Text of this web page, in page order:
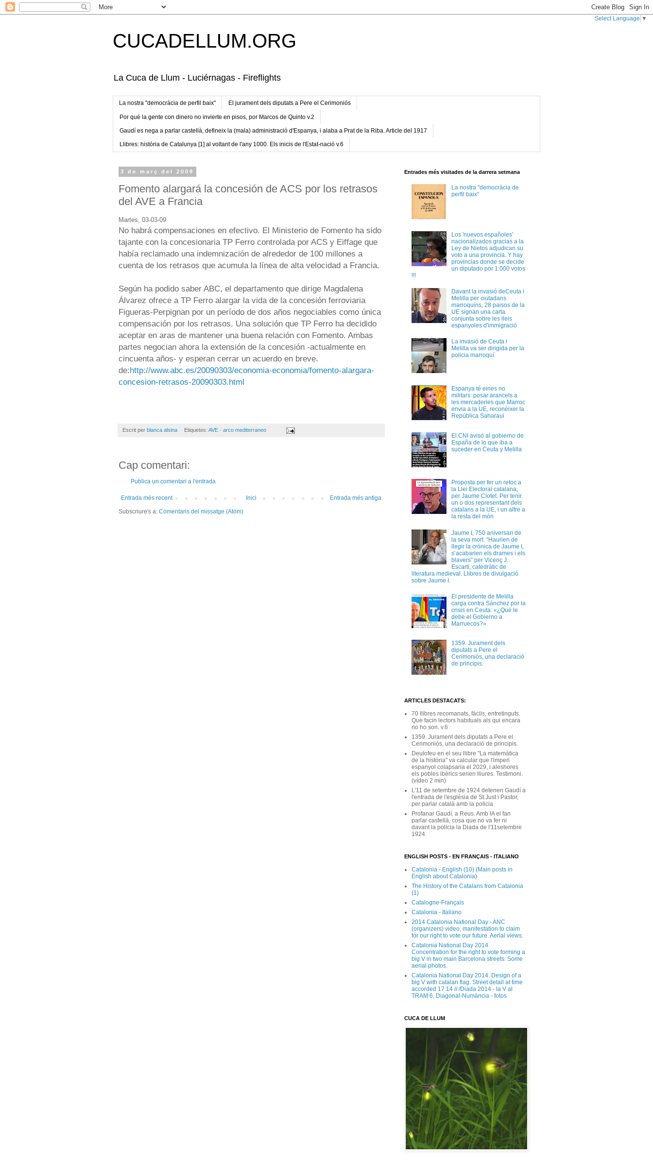
Select Language ▼
CUCADELLUM.ORG
La Cuca de Llum - Luciérnagas - Fireflights
La nostra "democràcia de perfil baix" El jurament dels diputats a Pere el Cerimoniós
Por qué la gente con dinero no invierte en pisos, por Marcos de Quinto v.2
Gaudí es nega a parlar castellà, defineix la (mala) administració d'Espanya, i alaba a Prat de la Riba. Article del 1917
Llibres: història de Catalunya [1] al voltant de l'any 1000. Els inicis de l'Estat-nació v.6
3 de març del 2009
Fomento alargará la concesión de ACS por los retrasos
del AVE a Francia
Martes, 03-03-09
No habrá compensaciones en efectivo. El Ministerio de Fomento ha sido
tajante con la concesionaria TP Ferro controlada por ACS y Eiffage que
había reclamado una indemnización de alrededor de 100 millones a
cuenta de los retrasos que acumula la línea de alta velocidad a Francia.
Según ha podido saber ABC, el departamento que dirige Magdalena
Álvarez ofrece a TP Ferro alargar la vida de la concesión ferroviaria
Figueras-Perpignan por un período de dos años negociables como única
compensación por los retrasos. Una solución que TP Ferro ha decidido
aceptar en aras de mantener una buena relación con Fomento. Ambas
partes negocian ahora la extensión de la concesión -actualmente en
cincuenta años- y esperan cerrar un acuerdo en breve.
de:http://www.abc.es/20090303/economia-economia/fomento-alargara-
concesion-retrasos-20090303.html
Escrit per blanca alsina Etiquetes: AVE - arco mediterraneo
Cap comentari:
Publica un comentari a l'entrada
Entrada més recent Entrada més antiga
Inici
Subscriure's a: Comentaris del missatge (Atom)
Entrades més visitades de la darrera setmana
La nostra "democràcia de
perfil baix"
Los 'nuevos españoles'
nacionalizados gracias a la
Ley de Nietos adjudican su
voto a una provincia. Y hay
provincias donde se decide
un diputado por 1.000 votos
!!!
Davant la invasió deCeuta i
Melilla per ciutadans
marroquins, 28 paisos de la
UE signan una carta
conjunta sobre les lleis
espanyoles d'immigració
La invasió de Ceuta i
Melilla va ser dirigida per la
policia marroquí
Espanya té eines no
militars: posar arancels a
les mercaderies que Marroc
envia a la UE, reconèixer la
República Saharaui
El CNI avisó al gobierno de
España de lo que iba a
suceder en Ceuta y Melilla
Proposta per fer un retoc a
la Llei Electoral catalana,
per Jaume Clotet. Per tenir
un o dos representant dels
catalans a la UE, i un altre a
la resta del món
Jaume I, 750 aniversari de
la seva mort. “Haurien de
llegir la crònica de Jaume I,
s’acabarien els drames i els
blavers” per Vicenç J.
Escartí, catedràtic de
literatura medieval. Llibres de divulgació
sobre Jaume I.
El presidente de Melilla
carga contra Sánchez por la
crisis en Ceuta: «¿Qué le
debe el Gobierno a
Marruecos?»
1359. Jurament dels
diputats a Pere el
Cerimoniós, una declaració
de principis.
ARTICLES DESTACATS:
70 llibres recomanats, fàcils, entretinguts.
Que facin lectors habituals als qui encara
no ho son. v.6
1359. Jurament dels diputats a Pere el
Cerimoniós, una declaració de principis.
Deulofeu en el seu llibre "La matemàtica
de la història" va calcular que l'imperi
espanyol colapsaria el 2029, i aleshores
els pobles ibèrics serien lliures. Testimoni.
(vídeo 2 min)
L'11 de setembre de 1924 detenen Gaudí a
l'entrada de l'església de St.Just i Pastor,
per parlar català amb la policia
Profanar Gaudí, a Reus. Amb IA el fan
parlar castellà, cosa que no va fer ni
davant la policia la Diada de l'11setembre
1924.
ENGLISH POSTS - EN FRANÇAIS - ITALIANO
Catalonia - English (10) (Main posts in
English about Catalonia)
The History of the Catalans from Catalonia
(1)
Catalogne-Français
Catalonia - Italiano
2014 Catalonia National Day - ANC
(organizers) video, manifestation to claim
for our right to vote our future. Aerial views.
Catalonia National Day 2014.
Concentration for the right to vote forming a
big V in two main Barcelona streets. Some
aerial photos.
Catalonia National Day 2014. Design of a
big V with catalan flag. Street detail at time
accorded 17:14 // /Diada 2014 - la V al
TRAM 6, Diagonal-Numància - fotos
CUCA DE LLUM